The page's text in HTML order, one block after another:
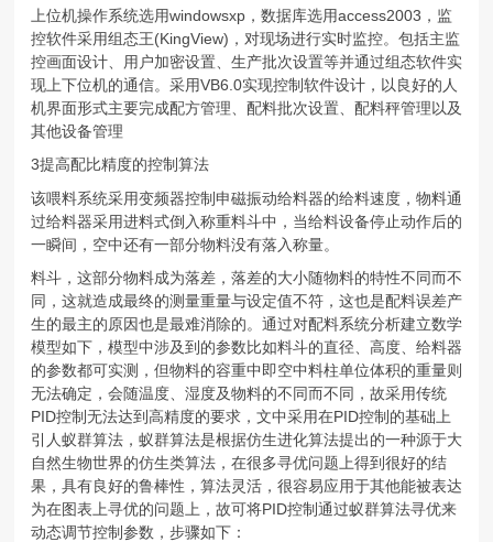
上位机操作系统选用windowsxp，数据库选用access2003，监
控软件采用组态王(KingView)，对现场进行实时监控。包括主监
控画面设计、用户加密设置、生产批次设置等并通过组态软件实
现上下位机的通信。采用VB6.0实现控制软件设计，以良好的人
机界面形式主要完成配方管理、配料批次设置、配料秤管理以及
其他设备管理
3提高配比精度的控制算法
该喂料系统采用变频器控制申磁振动给料器的给料速度，物料通
过给料器采用进料式倒入称重料斗中，当给料设备停止动作后的
一瞬间，空中还有一部分物料没有落入称量。
料斗，这部分物料成为落差，落差的大小随物料的特性不同而不
同，这就造成最终的测量重量与设定值不符，这也是配料误差产
生的最主的原因也是最难消除的。通过对配料系统分析建立数学
模型如下，模型中涉及到的参数比如料斗的直径、高度、给料器
的参数都可实测，但物料的容重中即空中料柱单位体积的重量则
无法确定，会随温度、湿度及物料的不同而不同，故采用传统
PID控制无法达到高精度的要求，文中采用在PID控制的基础上
引人蚁群算法，蚁群算法是根据仿生进化算法提出的一种源于大
自然生物世界的仿生类算法，在很多寻优问题上得到很好的结
果，具有良好的鲁棒性，算法灵活，很容易应用于其他能被表达
为在图表上寻优的问题上，故可将PID控制通过蚁群算法寻优来
动态调节控制参数，步骤如下：